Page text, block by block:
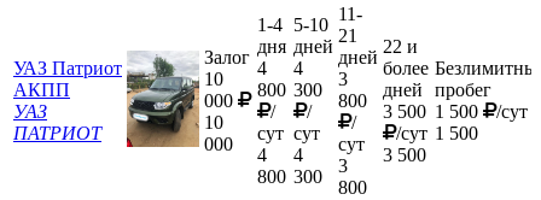
УАЗ Патриот
АКПП
УАЗ
ПАТРИОТ
Залог
10
000
10
000
1-4
дня
4
800
/
сут
4
800
5-10
дней
4
300
/
сут
4
300
11-
21
дней
3
800
/
сут
3
800
22 и
более
дней
3 500
/сут
3 500
пробег
1 500
/сут
1 500